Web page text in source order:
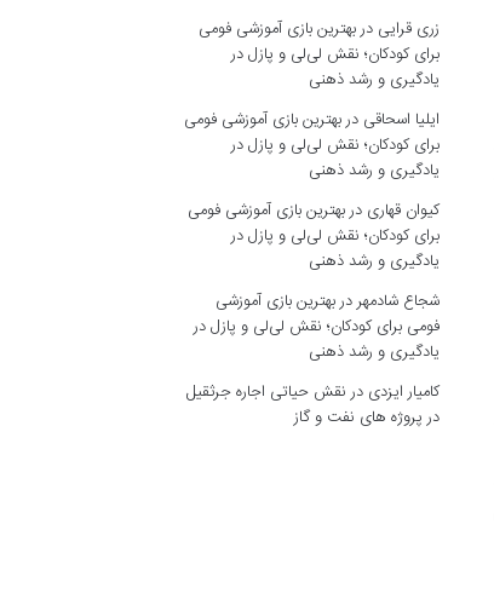
زری قرایی دربهترین بازی آموزشی فومی
برای کودکان؛ نقش لی‌لی و پازل در
یادگیری و رشد ذهنی
ایلیا اسحاقی دربهترین بازی آموزشی فومی
برای کودکان؛ نقش لی‌لی و پازل در
یادگیری و رشد ذهنی
کیوان قهاری دربهترین بازی آموزشی فومی
برای کودکان؛ نقش لی‌لی و پازل در
یادگیری و رشد ذهنی
شجاع شادمهردربهترین بازی آموزشی
فومی برای کودکان؛ نقش لی‌لی و پازل در
یادگیری و رشد ذهنی
کامیار ایزدی درنقش حیاتی اجاره جرثقیل
در پروژه های نفت و گاز